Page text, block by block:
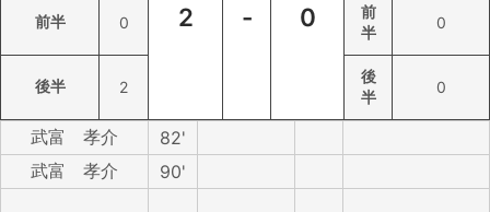
2 - 0
前半 0
前
半
0
後半 2
後
半
0
武富 孝介
82'
武富 孝介
90'